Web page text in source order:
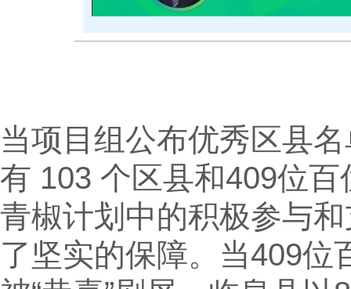
当项目组公布优秀区县
有 103 个区县和409位
青椒计划中的积极参与
了坚实的保障。当409位